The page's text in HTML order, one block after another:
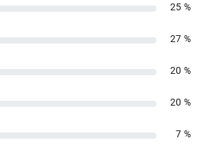
25 %
27 %
20 %
20 %
7 %